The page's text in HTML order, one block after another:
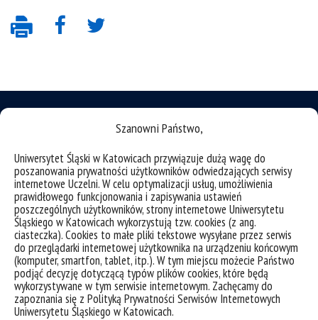
Szanowni Państwo,
Uniwersytet Śląski w Katowicach przywiązuje dużą wagę do
poszanowania prywatności użytkowników odwiedzających serwisy
internetowe Uczelni. W celu optymalizacji usług, umożliwienia
prawidłowego funkcjonowania i zapisywania ustawień
poszczególnych użytkowników, strony internetowe Uniwersytetu
Śląskiego w Katowicach wykorzystują tzw. cookies (z ang.
ciasteczka). Cookies to małe pliki tekstowe wysyłane przez serwis
do przeglądarki internetowej użytkownika na urządzeniu końcowym
(komputer, smartfon, tablet, itp.). W tym miejscu możecie Państwo
podjąć decyzję dotyczącą typów plików cookies, które będą
wykorzystywane w tym serwisie internetowym. Zachęcamy do
zapoznania się z Polityką Prywatności Serwisów Internetowych
Uniwersytetu Śląskiego w Katowicach.
deklaracja dostępności
mapa strony
Instytut Literaturoznawstwa
Uniwersytetu Śląskiego w Katowicach
Katowice, ul. Uniwersytecka 4
Sosnowiec, ul. Grota-Roweckiego 5